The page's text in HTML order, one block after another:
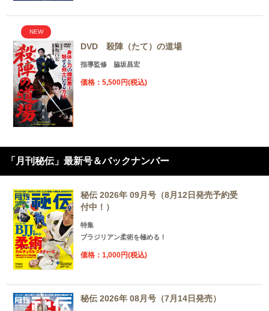
NEW
DVD 殺陣（たて）の道場
指導監修 脇坂昌宏
価格：5,500円(税込)
「月刊秘伝」最新号＆バックナンバー
秘伝 2026年 09月号（8月12日発売予約受
付中！）
特集
ブラジリアン柔術を極める！
価格：1,000円(税込)
秘伝 2026年 08月号（7月14日発売）